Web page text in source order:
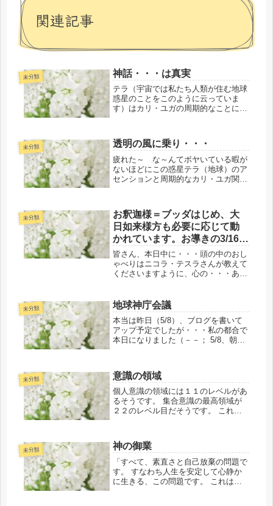
関連記事
未分類 神話・・・は真実
テラ（宇宙では私たち人類が住む地球
惑星のことをこのように云っていま
す）はカリ・ユガの周期的なことに加
アが決定したことでアセンションの真
っ最中でポールシフトも既に起きてい
るこ...
未分類 透明の風に乗り・・・
疲れた～ な～んてボヤいている暇が
ないほどにこの惑星テラ（地球）のア
センションと周期的なカリ・ユガ関連
人類の日々の「想い・行い・語る」の
総体的な想念体が・・・それら関連等
に...
未分類
お釈迦様＝ブッダはじめ、大
日如来様方も必要に応じて動
かれています。お導きの3/16、
東寺・御影堂にて（詳細は割
愛いたします）
皆さん、本日中に・・・頭の中のおし
ゃべりはニコラ・テスラさんが教えて
くださいますように、心の・・・あな
をサポート（悪役等含）するために嫌
な役割をしてくださった人たちが演出
してくださいました胸の奥に隠れてし
まい込んでいて忘れていた人たちや出
来事等の・・・例えば、「あの時は、
浮上してきたことは善いことですので
本日中に全て終わらせましょう。少し
くらい時間が過ぎても大丈夫なようで
す。ご参考までに。
未分類 地球神庁会議
本当は昨日（5/8）、ブログを書いて
アップ予定でしたが・・・私の都合で
本日になりました（－－； 5/8、朝陽
ける前なのか？夕暮れ時から暗く夜に
なった時なのか？・・・夜景？の...
未分類 意識の領域
個人意識の領域には１１のレベルがあ
るそうです。 集合意識の最高領域が
２２のレベル目だそうです。 これら
意識です。 ※余談です。私は、もう
２０年？近く前頃になるかもしれま
せ...
未分類 神の御業
「すべて、素直さと自己放棄の問題で
す。 すなわち人生を安定して心静か
に生きる、この問題です。 これは努